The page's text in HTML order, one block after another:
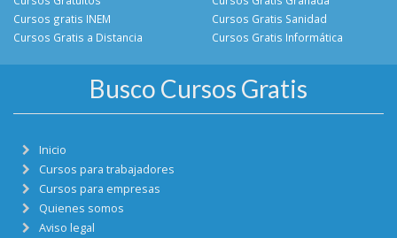
Cursos gratis INEM
Cursos Gratis a Distancia
Cursos Gratis Sanidad
Cursos Gratis Informática
Busco Cursos Gratis
Inicio
Cursos para trabajadores
Cursos para empresas
Quienes somos
Aviso legal